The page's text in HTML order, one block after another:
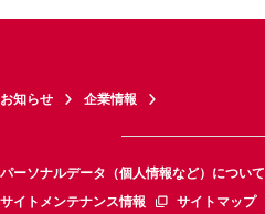
お知らせ 企業情報
パーソナルデータ（個人情報など）について
サイトメンテナンス情報
サイトマップ